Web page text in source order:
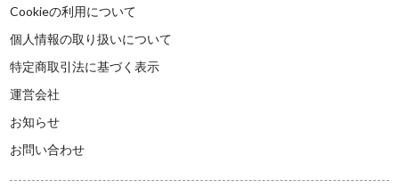
Cookieの利用について
個人情報の取り扱いについて
特定商取引法に基づく表示
運営会社
お知らせ
お問い合わせ